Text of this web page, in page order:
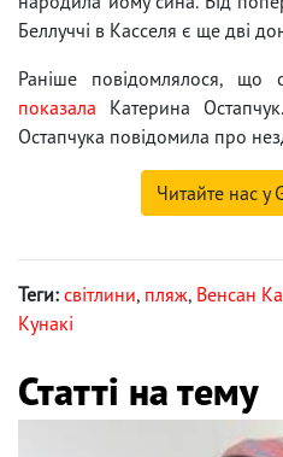
Беллуччі в Касселя є ще дві
Раніше повідомлялося, що
показала Катерина
Остапчука повідомила про
Читайте нас у
Теги: світлини, пляж, Венсан
Кунакі
Статті на тему